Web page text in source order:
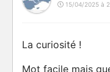
15/04/2025 à
La curiosité !
Mot facile mais